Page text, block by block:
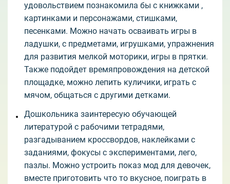
удовольствием познакомила бы с книжками ,
картинками и персонажами, стишками,
песенками. Можно начать осваивать игры в
ладушки, с предметами, игрушками, упражнения
для развития мелкой моторики, игры в прятки.
Также подойдет времяпровождения на детской
площадке, можно лепить куличики, играть с
мячом, общаться с другими детками.
Дошкольника заинтересую обучающей
литературой с рабочими тетрадями,
разгадыванием кроссвордов, наклейками с
заданиями, фокусы с экспериментами, лего,
пазлы. Можно устроить показ мод для девочек,
вместе приготовить что то вкусное, поиграть в